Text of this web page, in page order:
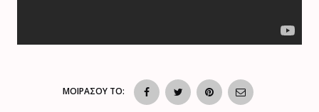
ΜΟΙΡΑΣΟΥ ΤΟ: